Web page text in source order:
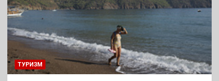
ТУРИЗМ